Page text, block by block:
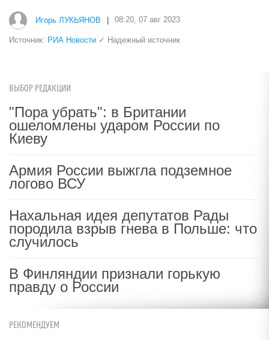
Игорь ЛУКЬЯНОВ 08:20, 07 авг 2023
Источник: РИА Новости ✓ Надежный источник
ВЫБОР РЕДАКЦИИ
"Пора убрать": в Британии
ошеломлены ударом России по
Киеву
Армия России выжгла подземное
логово ВСУ
Нахальная идея депутатов Рады
породила взрыв гнева в Польше: что
случилось
В Финляндии признали горькую
правду о России
РЕКОМЕНДУЕМ